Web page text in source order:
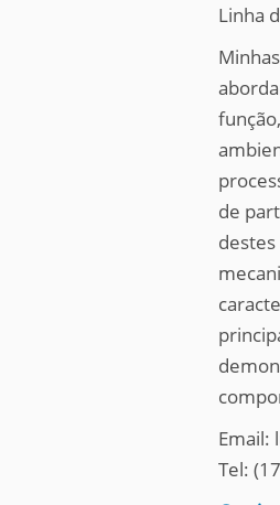
Linha
de
Email:
Tel: